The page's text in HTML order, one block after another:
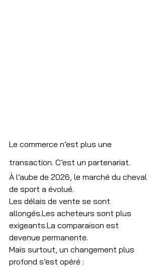
Le commerce n’est plus une
transaction. C’est un partenariat.
À l’aube de 2026, le marché du cheval
de sport a évolué.
Les délais de vente se sont
allongés.Les acheteurs sont plus
exigeants.La comparaison est
devenue permanente.
Mais surtout, un changement plus
profond s’est opéré :